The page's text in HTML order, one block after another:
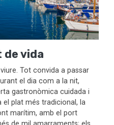
de vida
Tot convida a passar
el dia com a la nit,
gastronòmica cuidada i
el plat més tradicional, la
marítim, amb el port